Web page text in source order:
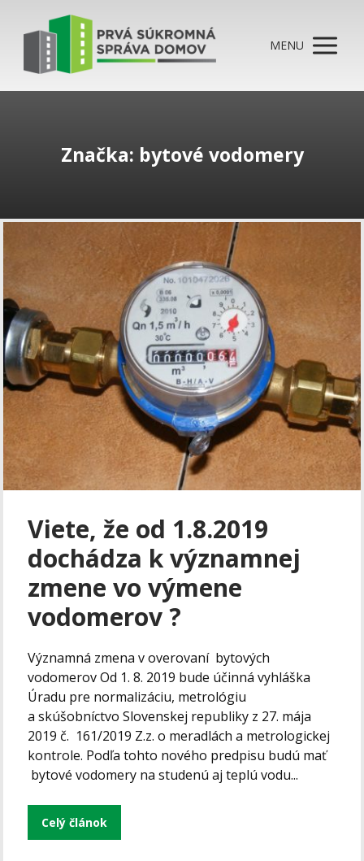
MENU
Značka: bytové vodomery
Viete, že od 1.8.2019
dochádza k významnej
zmene vo výmene
vodomerov ?
Významná zmena v overovaní bytových
vodomerov Od 1. 8. 2019 bude účinná vyhláška
Úradu pre normalizáciu, metrológiu
a skúšobníctvo Slovenskej republiky z 27. mája
2019 č. 161/2019 Z.z. o meradlách a metrologickej
kontrole. Podľa tohto nového predpisu budú mať
bytové vodomery na studenú aj teplú vodu...
Celý článok